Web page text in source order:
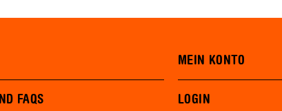
FAQS
MEIN KONTO
LOGIN